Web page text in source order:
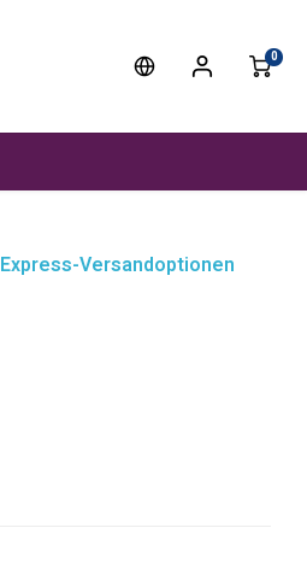
0
Express-Versandoptionen